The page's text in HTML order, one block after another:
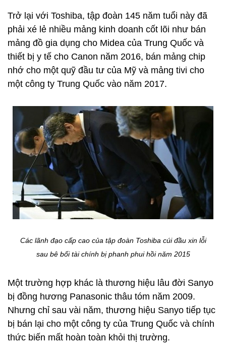
Trở lại với Toshiba, tập đoàn 145 năm tuổi này đã
phải xé lẻ nhiều mảng kinh doanh cốt lõi như bán
mảng đồ gia dụng cho Midea của Trung Quốc và
thiết bị y tế cho Canon năm 2016, bán mảng chip
nhớ cho một quỹ đầu tư của Mỹ và mảng tivi cho
một công ty Trung Quốc vào năm 2017.
Các lãnh đạo cấp cao của tập đoàn Toshiba cúi đầu xin lỗi
sau bê bối tài chính bị phanh phui hồi năm 2015
Một trường hợp khác là thương hiệu lâu đời Sanyo
bị đồng hương Panasonic thâu tóm năm 2009.
Nhưng chỉ sau vài năm, thương hiệu Sanyo tiếp tục
bị bán lại cho một công ty của Trung Quốc và chính
thức biến mất hoàn toàn khỏi thị trường.